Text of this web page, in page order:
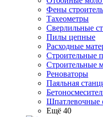
Фены
Тахеометры
Сверлильные
Пилы цепные
Расходные
Строительные
Строительные
Реноваторы
Паяльная
Шпатлевочные
Ещё 40